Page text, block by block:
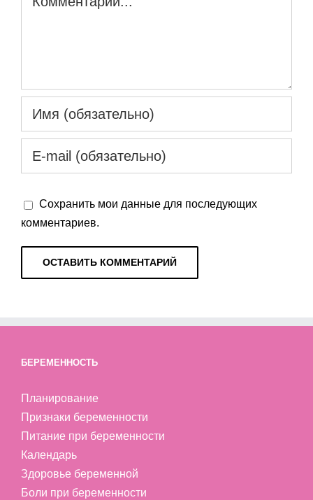
Сохранить мои данные для последующих
комментариев.
БЕРЕМЕННОСТЬ
Планирование
Признаки беременности
Питание при беременности
Календарь
Здоровье беременной
Боли при беременности